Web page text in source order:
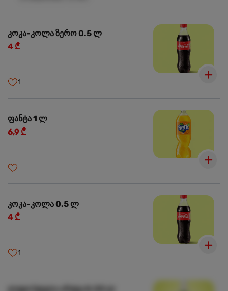
კოკა-კოლა ზერო 0.5 ლ
4 ₾
1
ფანტა 1 ლ
6,9 ₾
კოკა-კოლა 0.5 ლ
4 ₾
1